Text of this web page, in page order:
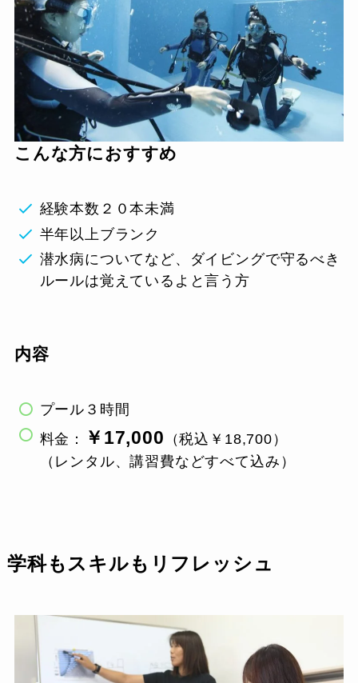
こんな方におすすめ
経験本数２０本未満
半年以上ブランク
潜水病についてなど、ダイビングで守るべき
ルールは覚えているよと言う方
内容
プール３時間
料金：
￥17,000 （税込￥18,700）
（レンタル、講習費などすべて込み）
学科もスキルもリフレッシュ